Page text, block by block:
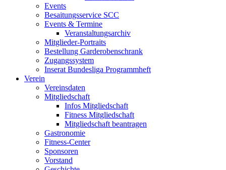
Events
Besaitungsservice SCC
Events & Termine
Veranstaltungsarchiv
Mitglieder-Portraits
Bestellung Garderobenschrank
Zugangssystem
Inserat Bundesliga Programmheft
Verein
Vereinsdaten
Mitgliedschaft
Infos Mitgliedschaft
Fitness Mitgliedschaft
Mitgliedschaft beantragen
Gastronomie
Fitness-Center
Sponsoren
Vorstand